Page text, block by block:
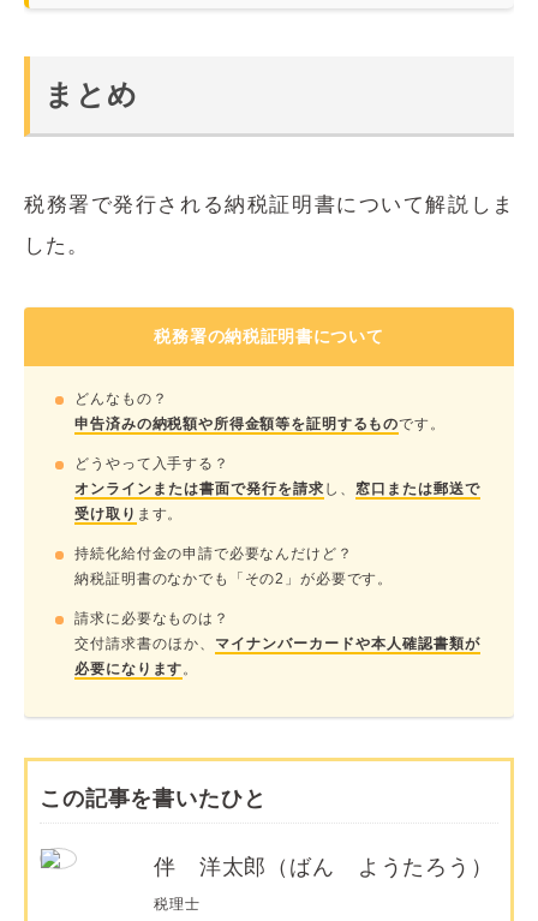
まとめ
税務署で発行される納税証明書について解説しま
した。
税務署の納税証明書について
どんなもの？
申告済みの納税額や所得金額等を証明するものです。
どうやって入手する？
オンラインまたは書面で発行を請求 し、窓口または郵送で
受け取り ます。
持続化給付金の申請で必要なんだけど？
納税証明書のなかでも「その2」が必要です。
請求に必要なものは？
交付請求書のほか、 マイナンバーカードや本人確認書類が
必要になります。
この記事を書いたひと
伴 洋太郎（ばん ようたろう）
税理士